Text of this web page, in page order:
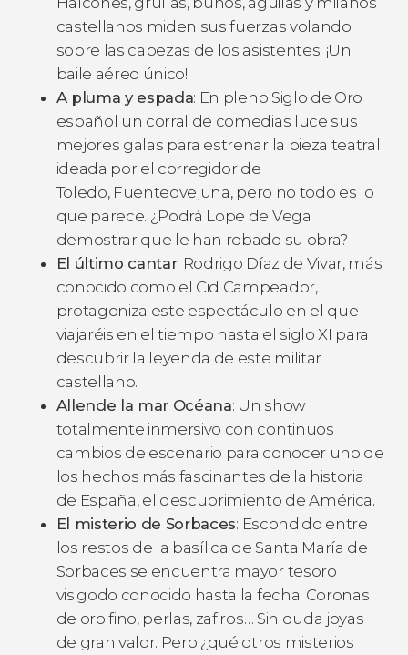
castellanos miden sus fuerzas volando
sobre las cabezas de los asistentes. ¡Un
baile aéreo único!
A pluma y espada: En pleno Siglo de Oro
español un corral de comedias luce sus
mejores galas para estrenar la pieza teatral
ideada por el corregidor de
Toledo, Fuenteovejuna, pero no todo es lo
que parece. ¿Podrá Lope de Vega
demostrar que le han robado su obra?
El último cantar: Rodrigo Díaz de Vivar, más
conocido como el Cid Campeador,
protagoniza este espectáculo en el que
viajaréis en el tiempo hasta el siglo XI para
descubrir la leyenda de este militar
castellano.
Allende la mar Océana: Un show
totalmente inmersivo con continuos
cambios de escenario para conocer uno de
los hechos más fascinantes de la historia
de España, el descubrimiento de América.
El misterio de Sorbaces: Escondido entre
los restos de la basílica de Santa María de
Sorbaces se encuentra mayor tesoro
visigodo conocido hasta la fecha. Coronas
de oro fino, perlas, zafiros… Sin duda joyas
de gran valor. Pero ¿qué otros misterios